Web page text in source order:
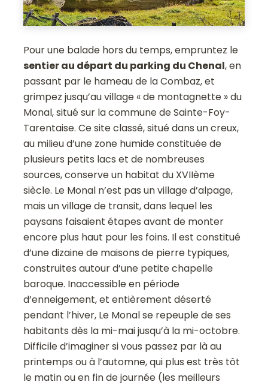
Pour une balade hors du temps, empruntez le
sentier au départ du parking du Chenal, en
passant par le hameau de la Combaz, et
grimpez jusqu’au village « de montagnette » du
Monal, situé sur la commune de Sainte-Foy-
Tarentaise. Ce site classé, situé dans un creux,
au milieu d’une zone humide constituée de
plusieurs petits lacs et de nombreuses
sources, conserve un habitat du XVIIème
siècle. Le Monal n’est pas un village d’alpage,
mais un village de transit, dans lequel les
paysans faisaient étapes avant de monter
encore plus haut pour les foins. Il est constitué
d’une dizaine de maisons de pierre typiques,
construites autour d’une petite chapelle
baroque. Inaccessible en période
d’enneigement, et entièrement déserté
pendant l’hiver, Le Monal se repeuple de ses
habitants dès la mi-mai jusqu’à la mi-octobre.
Difficile d’imaginer si vous passez par là au
printemps ou à l’automne, qui plus est très tôt
le matin ou en fin de journée (les meilleurs